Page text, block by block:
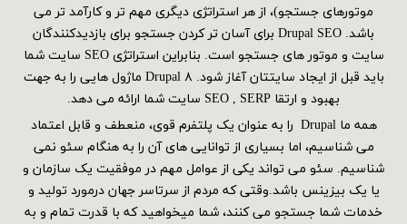
موتورهای جستجو)، از هر استراتژی دیگری مهم تر و کارآمد تر می
باشد. Drupal SEO برای آسان تر کردن جستجو برای بازدیدکنندگان
سایت و موتور های جستجو است. بنابراین استراتژی SEO سایت شما
باید قبل از ایجاد سایتتان آغاز شود. Drupal ۸ ماژول هایی را به جهت
بهبود و ارتقا SEO , SERP سایت شما ارائه می دهد.
همه ما Drupal را به عنوان یک پلتفرم قوی، منعطف و قابل اعتماد
می شناسیم، اما بسیاری از توانایی های آن را به هنگام سئو نمی
شناسیم. سئو می تواند یکی از عوامل مهم در موفقیت یک سازمان و
یا یک بیزینس باشد.وقتی که مردم از سرتاسر جهان درمورد تولید و
خدمات شما جستجو می کنند، شما میخواهید که با قدرت تمام و به